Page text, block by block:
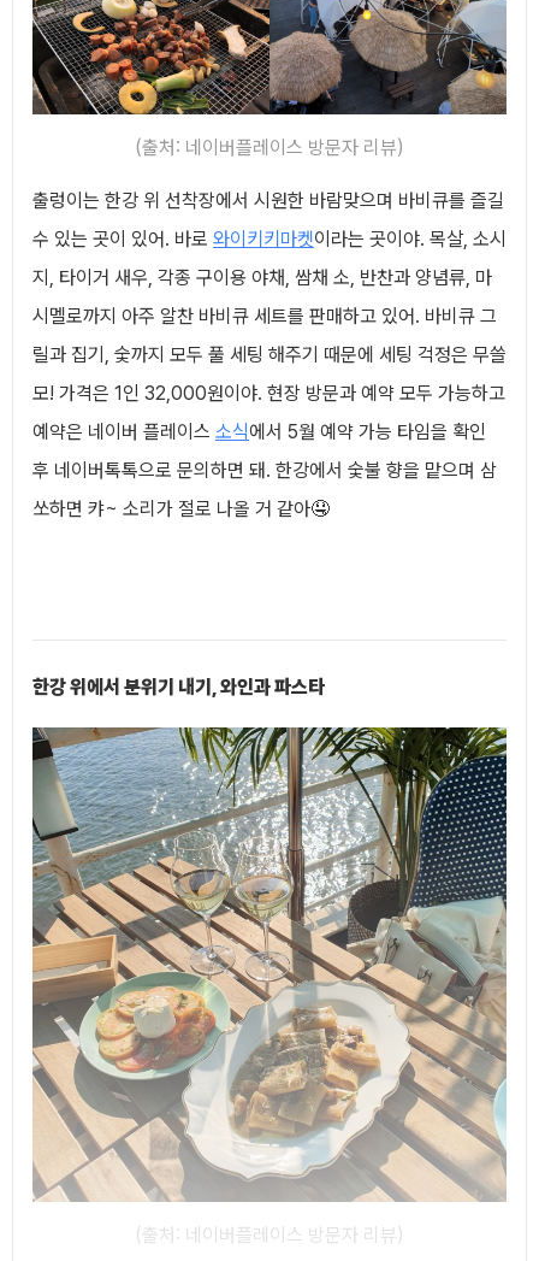
(출처: 네이버플레이스 방문자 리뷰)
출렁이는 한강 위 선착장에서 시원한 바람맞으며 바비큐를 즐길
수 있는 곳이 있어. 바로 와이키키마켓이라는 곳이야. 목살, 소시
지, 타이거 새우, 각종 구이용 야채, 쌈채 소, 반찬과 양념류, 마
시멜로까지 아주 알찬 바비큐 세트를 판매하고 있어. 바비큐 그
릴과 집기, 숯까지 모두 풀 세팅 해주기 때문에 세팅 걱정은 무쓸
모! 가격은 1인 32,000원이야. 현장 방문과 예약 모두 가능하고
예약은 네이버 플레이스 소식에서 5월 예약 가능 타임을 확인
후 네이버톡톡으로 문의하면 돼. 한강에서 숯불 향을 맡으며 삼
쏘하면 캬~ 소리가 절로 나올 거 같아🤤
한강 위에서 분위기 내기, 와인과 파스타
(출처: 네이버플레이스 방문자 리뷰)